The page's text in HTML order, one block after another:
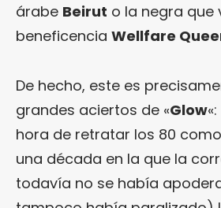
árabe Beirut o la negra que
beneficencia Wellfare
De hecho, este es
grandes aciertos de «Glow
hora de retratar los 80
una década en la que la
todavía no se había